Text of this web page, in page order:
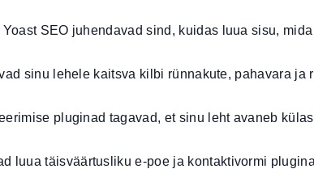
SEO juhendavad sind, kuidas luua sisu,
sinu lehele kaitsva kilbi rünnakute, pahavara
pluginad tagavad, et sinu leht avaneb
luua täisväärtusliku e-poe ja kontaktivormi